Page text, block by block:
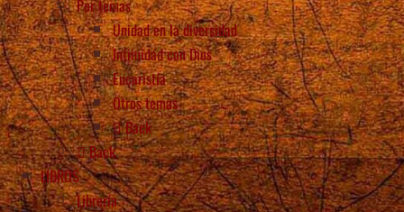
Por temas
Unidad en la diversidad
Intimidad con Dios
Eucaristía
Otros temas
Back
Back
LIBROS
Librería